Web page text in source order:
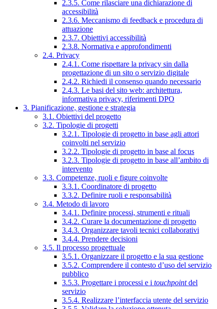
2.3.5. Come rilasciare una dichiarazione di
accessibilità
2.3.6. Meccanismo di feedback e procedura di
attuazione
2.3.7. Obiettivi accessibilità
2.3.8. Normativa e approfondimenti
2.4. Privacy
2.4.1. Come rispettare la privacy sin dalla
progettazione di un sito o servizio digitale
2.4.2. Richiedi il consenso quando necessario
2.4.3. Le basi del sito web: architettura,
informativa privacy, riferimenti DPO
3. Pianificazione, gestione e strategia
3.1. Obiettivi del progetto
3.2. Tipologie di progetti
3.2.1. Tipologie di progetto in base agli attori
coinvolti nel servizio
3.2.2. Tipologie di progetto in base al focus
3.2.3. Tipologie di progetto in base all’ambito di
intervento
3.3. Competenze, ruoli e figure coinvolte
3.3.1. Coordinatore di progetto
3.3.2. Definire ruoli e responsabilità
3.4. Metodo di lavoro
3.4.1. Definire processi, strumenti e rituali
3.4.2. Curare la documentazione di progetto
3.4.3. Organizzare tavoli tecnici collaborativi
3.4.4. Prendere decisioni
3.5. Il processo progettuale
3.5.1. Organizzare il progetto e la sua gestione
3.5.2. Comprendere il contesto d’uso del servizio
pubblico
3.5.3. Progettare i processi e i touchpointdel
servizio
3.5.4. Realizzare l’interfaccia utente del servizio